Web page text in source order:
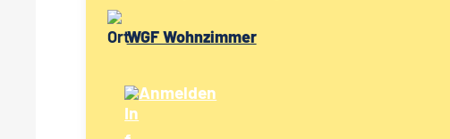
WGF Wohnzimmer
Anmelden